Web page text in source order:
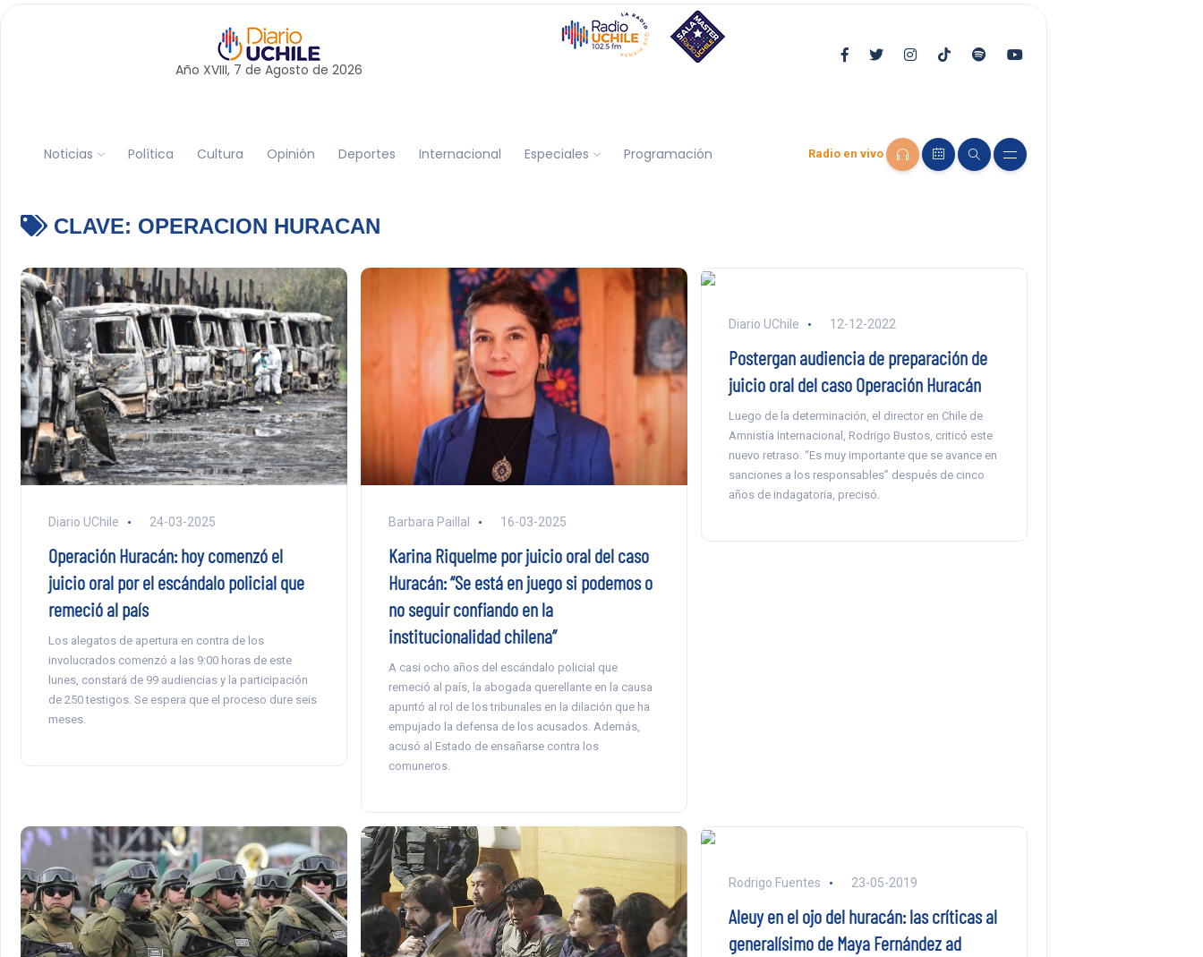
Año XVIII, 7 de Agosto de 2026
Noticias Política Cultura Opinión Deportes Internacional Especiales Programación Radio en vivo
CLAVE: OPERACION HURACAN
Diario UChile 24-03-2025
Operación Huracán: hoy comenzó el
juicio oral por el escándalo policial que
remeció al país
Los alegatos de apertura en contra de los
involucrados comenzó a las 9:00 horas de este
lunes, constará de 99 audiencias y la participación
de 250 testigos. Se espera que el proceso dure seis
meses.
Barbara Paillal 16-03-2025
Karina Riquelme por juicio oral del caso
Huracán: “Se está en juego si podemos o
no seguir confiando en la
institucionalidad chilena”
A casi ocho años del escándalo policial que
remeció al país, la abogada querellante en la causa
apuntó al rol de los tribunales en la dilación que ha
empujado la defensa de los acusados. Además,
acusó al Estado de ensañarse contra los
comuneros.
Diario UChile 12-12-2022
Postergan audiencia de preparación de
juicio oral del caso Operación Huracán
Luego de la determinación, el director en Chile de
Amnistía Internacional, Rodrigo Bustos, criticó este
nuevo retraso. “Es muy importante que se avance en
sanciones a los responsables” después de cinco
años de indagatoria, precisó.
Rodrigo Fuentes 23-05-2019
Aleuy en el ojo del huracán: las críticas al
generalísimo de Maya Fernández ad